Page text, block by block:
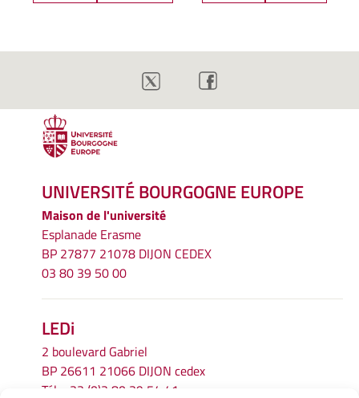
UNIVERSITÉ BOURGOGNE EUROPE
Maison de l'université
Esplanade Erasme
BP 27877 21078 DIJON CEDEX
03 80 39 50 00
LEDi
2 boulevard Gabriel
BP 26611 21066 DIJON cedex
Tél.
+33 (0)3 80 39 54 41